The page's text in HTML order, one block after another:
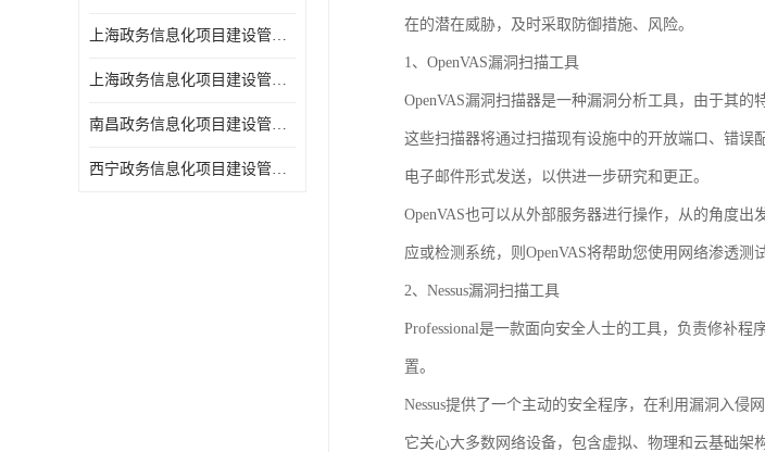
上海政务信息化项目建设管理办法价格
上海政务信息化项目建设管理办法机构
南昌政务信息化项目建设管理办法实验室
西宁政务信息化项目建设管理办法报告
在的潜在威胁，及时采取防御措施、风险。
1、OpenVAS漏洞扫描工具
OpenVAS漏洞扫描器是一种漏洞分析工具，由于其的
这些扫描器将通过扫描现有设施中的开放端口、错误
电子邮件形式发送，以供进一步研究和更正。
OpenVAS也可以从外部服务器进行操作，从的角度
应或检测系统，则OpenVAS将帮助您使用网络渗透测
2、Nessus漏洞扫描工具
Professional是一款面向安全人士的工具，负责修补
置。
Nessus提供了一个主动的安全程序，在利用漏洞入侵
它关心大多数网络设备，包含虚拟、物理和云基础架构